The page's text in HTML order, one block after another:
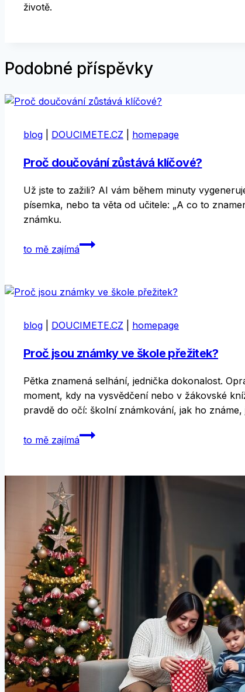
životě.
Podobné příspěvky
blog DOUCIMETE.CZ homepage
Proč doučování zůstává klíčové?
Už jste to zažili? AI vám během minuty
písemka, nebo ta věta od učitele: „A co to
známku.
to mě zajímá
Proč
doučování
klíčové?
blog DOUCIMETE.CZ homepage
Proč jsou známky ve škole přežitek?
Pětka znamená selhání, jednička dokonalost.
moment, kdy na vysvědčení nebo v žákovské
pravdě do očí: školní známkování, jak ho
to mě zajímá
Proč
jsou
ve
škole
přežitek?